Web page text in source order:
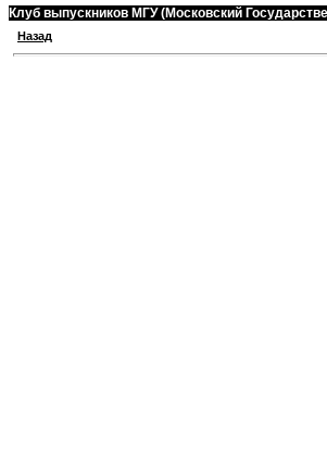
Клуб выпускников МГУ (Московский
Назад